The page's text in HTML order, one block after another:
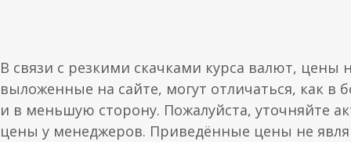
В связи с резкими скачками курса валют, цены
выложенные на сайте, могут отличаться, как в
и в меньшую сторону. Пожалуйста, уточняйте
цены у менеджеров. Приведённые цены не